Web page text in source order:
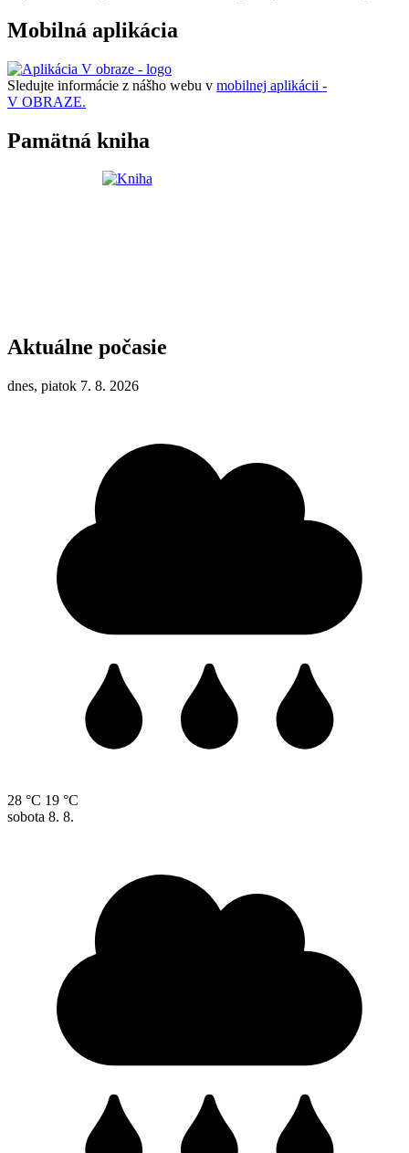
Mobilná aplikácia
Sledujte informácie z nášho webu v mobilnej aplikácii -
V OBRAZE.
Pamätná kniha
Aktuálne počasie
dnes, piatok 7. 8. 2026
28 °C 19 °C
sobota 8. 8.